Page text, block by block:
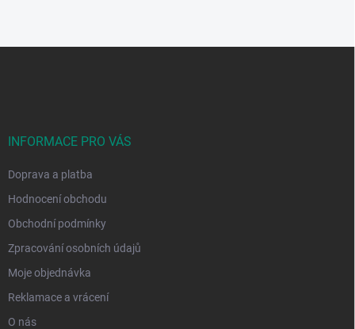
INFORMACE PRO VÁS
Doprava a platba
Hodnocení obchodu
Obchodní podmínky
Zpracování osobních údajů
Moje objednávka
Reklamace a vrácení
O nás